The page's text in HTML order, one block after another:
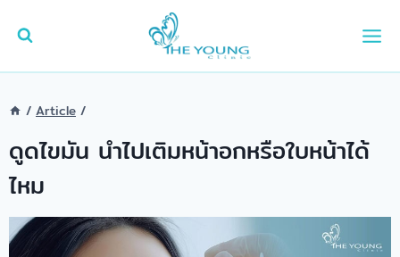
/ Article /
ดูดไขมัน นำไปเติมหน้าอกหรือใบหน้าได้
ไหม